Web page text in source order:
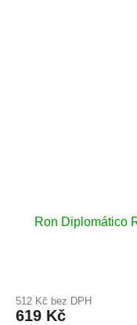
Ron Diplomático
produktu
je
512 Kč bez DPH
619 Kč